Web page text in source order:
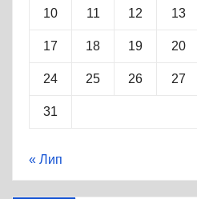
10 11 12 13
17 18 19 20
24 25 26 27
31
« Лип